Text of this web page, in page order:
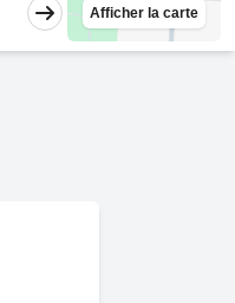
Afficher la carte